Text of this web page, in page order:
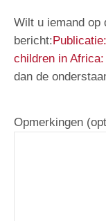
Wilt u iemand op
bericht:
children in
dan de
Opmerkingen